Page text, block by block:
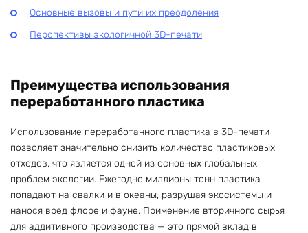
Основные вызовы и пути их преодоления
Перспективы экологичной 3D-печати
Преимущества использования
переработанного пластика
Использование переработанного пластика в 3D-печати
позволяет значительно снизить количество пластиковых
отходов, что является одной из основных глобальных
проблем экологии. Ежегодно миллионы тонн пластика
попадают на свалки и в океаны, разрушая экосистемы и
нанося вред флоре и фауне. Применение вторичного сырья
для аддитивного производства — это прямой вклад в